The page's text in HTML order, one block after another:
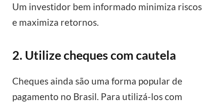
Um investidor bem informado minimiza riscos
e maximiza retornos.
2. Utilize cheques com cautela
Cheques ainda são uma forma popular de
pagamento no Brasil. Para utilizá-los com